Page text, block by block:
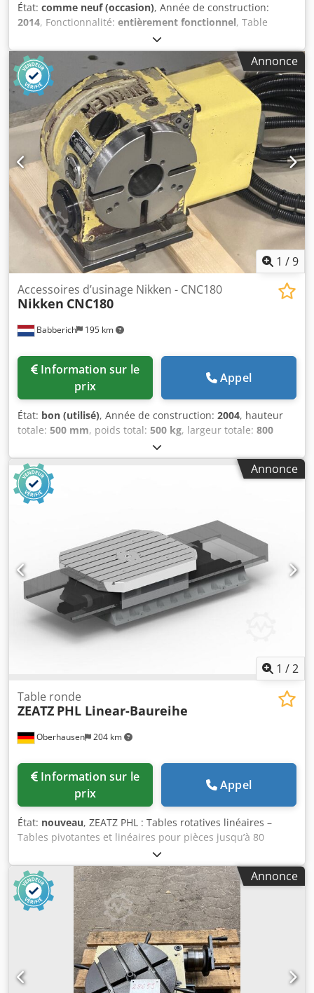
État: comme neuf (occasion), Année de construction:
2014, Fonctionnalité: entièrement fonctionnel, Table
basculante et rotative CNC GSA T320, jamais utilisée.
Spécifications complètes disponibles sur demande.
L’article est en parfait état, n’ayant jamais été utilisé.
Disponible immédiatement. Contactez-nous pour plus
d’informations. Cedpfjxy Iq Usx Ahhorf
Annonce
1 /9
Babberich 195 km
Accessoires d’usinage Nikken - CNC180
Nikken CNC180
prix
Appel
État: bon (utilisé), Année de construction: 2004, hauteur
totale: 500 mm, poids total: 500 kg, largeur totale: 800
, diamètre de la table rotative:
table:200 kg, Accessoires d'usinage Nikken - CNC180
MACH-ID 9663 Fabricant : Nikken Type : CNC180
Commande numérique : ULTIMAX Année de fabrication :
2004 Diamètre de la table : 180 mm Charge admissible de
la table : 200 Longueur : 1 200 mm Crodpfjzhlb Hex Ahhsf
Largeur : 800 mm Hauteur : 500 mm Poids : 500 kg Veuillez
noter : les informations contenues dans cette page ont été
fournies de bonne foi et, dans la mesure du possible,
proviennent du fabricant. Ces informations sont fournies
en toute bonne foi, mais leur exactitude ne peut être
garantie. En conséquence, elles ne constituent pas une
représentation ni des conditions contractuelles. Nous vous
recommandons de vérifier tous les détails importants.
Annonce
1 /2
Oberhausen 204 km
Table ronde
ZEATZ PHL Linear-Baureihe
prix
Appel
État: nouveau, ZEATZ PHL : Tables rotatives linéaires –
Tables pivotantes et linéaires pour pièces jusqu’à 80
tonnes La gamme linéaire ZEATZ PHL combine une
technologie de table rotative de haute précision avec un
axe linéaire intégré, offrant une flexibilité maximale pour
les tâches d’usinage complexes. Idéale pour le
positionnement, la rotation simultanée et l’usinage par
interpolation sur des pièces de grande taille et de poids
élevé. Vos avantages en un coup d’œil : ✔ Combinaison
d’une table rotative et d’un axe linéaire dans une seule
unité ✔ Intégration dans les machines existantes
(systèmes de commande : HEIDENHAIN / SIEMENS /
Annonce